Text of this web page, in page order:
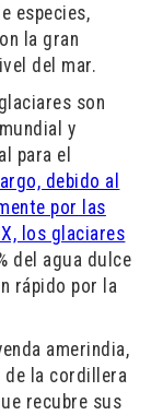
especies,
la gran
del mar.
son
y
para el
debido al
por las
los glaciares
del agua dulce
rápido por la
amerindia,
de la cordillera
recubre sus